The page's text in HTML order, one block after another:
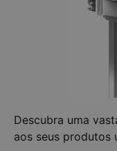
Descubra uma
aos seus produtos